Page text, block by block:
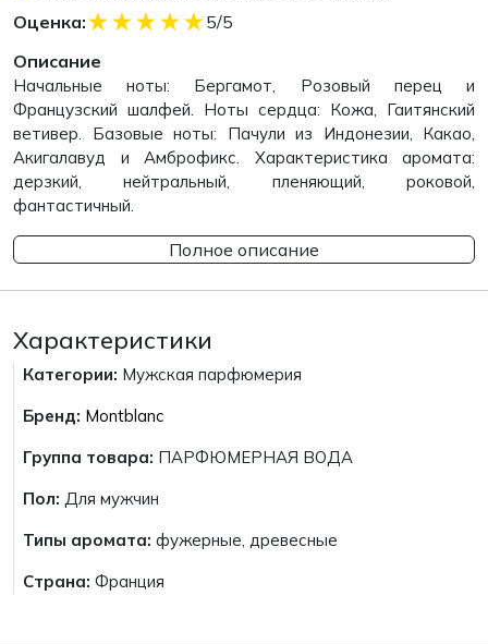
Оценка: ★
★
★
★
★
5/5
Описание
Начальные ноты: Бергамот, Розовый перец и
Французский шалфей. Ноты сердца: Кожа, Гаитянский
ветивер. Базовые ноты: Пачули из Индонезии, Какао,
Акигалавуд и Амброфикс. Характеристика аромата:
дерзкий, нейтральный, пленяющий, роковой,
фантастичный.
Полное описание
Характеристики
Категории: Мужская парфюмерия
Бренд: Montblanc
Группа товара: ПАРФЮМЕРНАЯ ВОДА
Пол: Для мужчин
Типы аромата: фужерные, древесные
Страна: Франция